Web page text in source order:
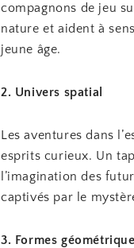
compagnons de jeu
nature et aident à
jeune âge.
2. Univers spatial
Les aventures dans
esprits curieux. Un
l’imagination des
captivés par le
3. Formes